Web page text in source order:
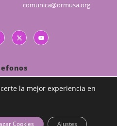
comunica@ormusa.org
la mejor experiencia en
Cookies Ajustes